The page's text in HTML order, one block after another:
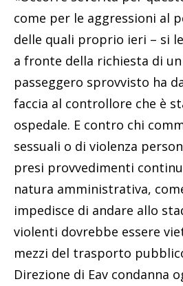
come per le aggressioni al
delle quali proprio ieri – si
a fronte della richiesta di
passeggero sprovvisto ha
faccia al controllore che è
ospedale. E contro chi
sessuali o di violenza
presi provvedimenti
natura amministrativa,
impedisce di andare allo
violenti dovrebbe essere
mezzi del trasporto
Direzione di Eav condanna